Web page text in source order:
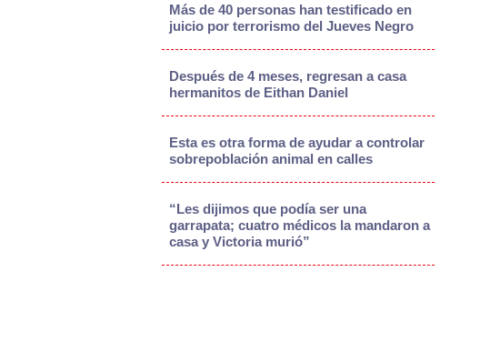
Más de 40 personas han testificado en
juicio por terrorismo del Jueves Negro
Después de 4 meses, regresan a casa
hermanitos de Eithan Daniel
Esta es otra forma de ayudar a controlar
sobrepoblación animal en calles
“Les dijimos que podía ser una
garrapata; cuatro médicos la mandaron a
casa y Victoria murió”